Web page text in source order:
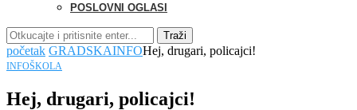
POSLOVNI OGLASI
Traži
početak GRADSKAINFOHej, drugari, policajci!
INFOŠKOLA
Hej, drugari, policajci!